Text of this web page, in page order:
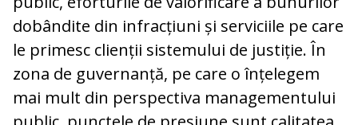
dobândite din infracțiuni și serviciile pe care
le primesc clienții sistemului de justiție. În
zona de guvernanță, pe care o înțelegem
mai mult din perspectiva managementului